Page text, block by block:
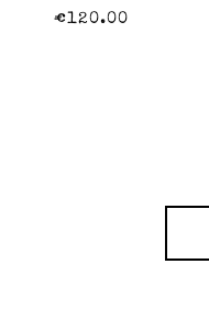
€120.00